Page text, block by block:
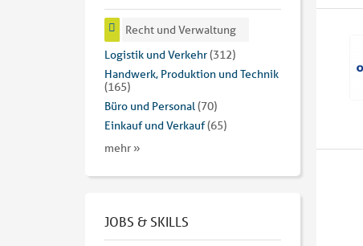
Recht und Verwaltung
Logistik und Verkehr(312)
Handwerk, Produktion und Technik
(165)
Büro und Personal(70)
Einkauf und Verkauf(65)
mehr »
JOBS & SKILLS